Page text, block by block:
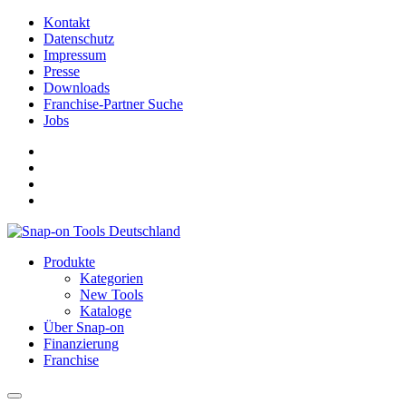
Kontakt
Datenschutz
Impressum
Presse
Downloads
Franchise-Partner Suche
Jobs
Produkte
Kategorien
New Tools
Kataloge
Über Snap-on
Finanzierung
Franchise